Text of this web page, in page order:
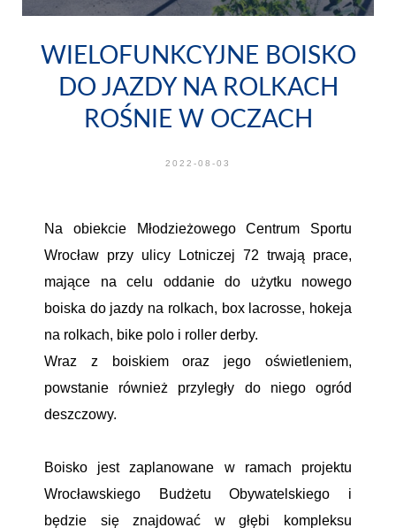
WIELOFUNKCYJNE BOISKO
DO JAZDY NA ROLKACH
ROŚNIE W OCZACH
2022-08-03
Na obiekcie Młodzieżowego Centrum Sportu
Wrocław przy ulicy Lotniczej 72 trwają prace,
mające na celu oddanie do użytku nowego
boiska do jazdy na rolkach, box lacrosse, hokeja
na rolkach, bike polo i roller derby.
Wraz z boiskiem oraz jego oświetleniem,
powstanie również przyległy do niego ogród
deszczowy.
Boisko jest zaplanowane w ramach projektu
Wrocławskiego Budżetu Obywatelskiego i
będzie się znajdować w głębi kompleksu